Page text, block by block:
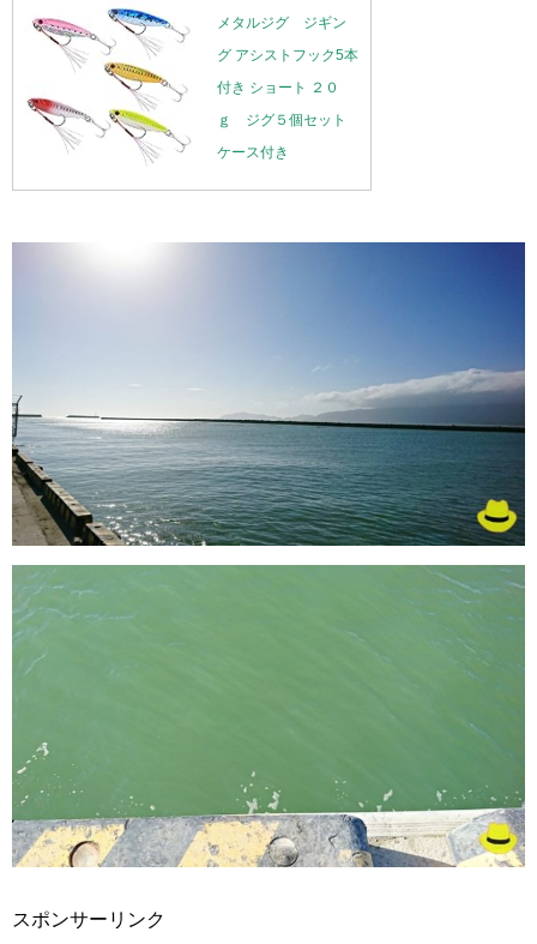
メタルジグ ジギン
グ アシストフック5本
付き ショート ２０
ｇ ジグ５個セット
ケース付き
スポンサーリンク